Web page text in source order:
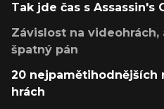
Tak jde čas s Assassin's
Závislost na videohrách,
špatný pán
20 nejpamětihodnějších
hrách